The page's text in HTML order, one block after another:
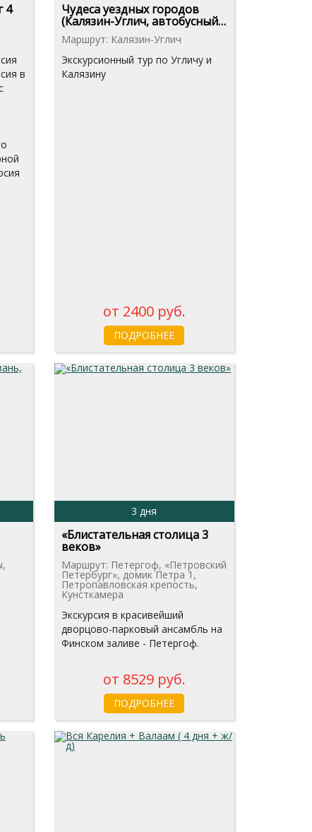
4
в
Чудеса уездных городов
(Калязин-Углич, автобусный
тур, ...
Маршрут: Калязин-Углич
Экскурсионный тур по Угличу и
Калязину
от 2400 руб.
ПОДРОБНЕЕ
3 дня
«Блистательная столица 3
веков»
Маршрут: Петергоф, «Петровский
Петербург», домик Петра 1,
Петропавловская крепость,
Кунсткамера
Экскурсия в красивейший
дворцово-парковый ансамбль на
Финском заливе - Петергоф.
от 8529 руб.
ПОДРОБНЕЕ